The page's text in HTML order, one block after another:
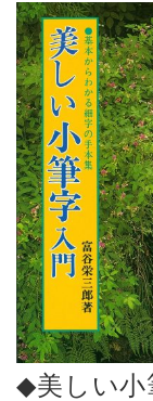
◆美しい小